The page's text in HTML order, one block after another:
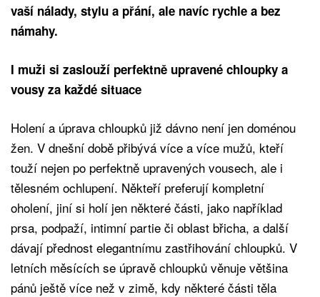
vaší nálady, stylu a přání, ale navíc rychle a bez
námahy.
I muži si zaslouží perfektně upravené chloupky a
vousy za každé situace
Holení a úprava chloupků již dávno není jen doménou
žen. V dnešní době přibývá více a více mužů, kteří
touží nejen po perfektně upravených vousech, ale i
tělesném ochlupení. Někteří preferují kompletní
oholení, jiní si holí jen některé části, jako například
prsa, podpaží, intimní partie či oblast břicha, a další
dávají přednost elegantnímu zastřihování chloupků. V
letních měsících se úpravě chloupků věnuje většina
pánů ještě více než v zimě, kdy některé části těla